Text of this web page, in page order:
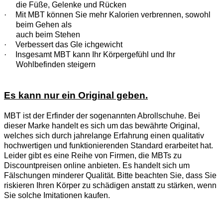
die Füße, Gelenke und Rücken
·
Mit MBT können Sie mehr Kalorien verbrennen, sowohl
beim Gehen als
auch beim Stehen
·
Verbessert das Gle ichgewicht
·
Insgesamt MBT kann Ihr Körpergefühl und Ihr
Wohlbefinden steigern
Es kann nur ein Original geben.
MBT ist der Erfinder der sogenannten Abrollschuhe. Bei
dieser Marke handelt es sich um das bewährte Original,
welches sich durch jahrelange Erfahrung einen qualitativ
hochwertigen und funktionierenden Standard erarbeitet hat.
Leider gibt es eine Reihe von Firmen, die MBTs zu
Discountpreisen online anbieten. Es handelt sich um
Fälschungen minderer Qualität. Bitte beachten Sie, dass Sie
riskieren Ihren Körper zu schädigen anstatt zu stärken, wenn
Sie solche Imitationen kaufen.